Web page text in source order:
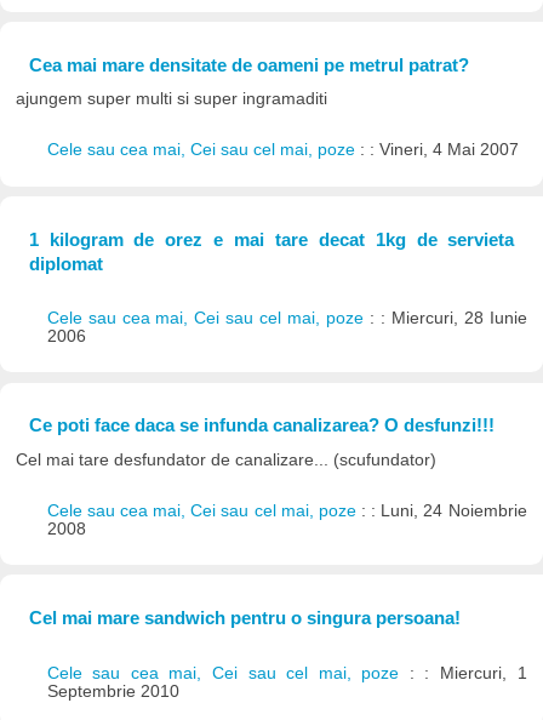
Cea mai mare densitate de oameni pe metrul patrat?
ajungem super multi si super ingramaditi
Cele sau cea mai, Cei sau cel mai, poze : : Vineri, 4 Mai 2007
1 kilogram de orez e mai tare decat 1kg de servieta
diplomat
Cele sau cea mai, Cei sau cel mai, poze : : Miercuri, 28 Iunie
2006
Ce poti face daca se infunda canalizarea? O desfunzi!!!
Cel mai tare desfundator de canalizare... (scufundator)
Cele sau cea mai, Cei sau cel mai, poze : : Luni, 24 Noiembrie
2008
Cel mai mare sandwich pentru o singura persoana!
Cele sau cea mai, Cei sau cel mai, poze : : Miercuri, 1
Septembrie 2010